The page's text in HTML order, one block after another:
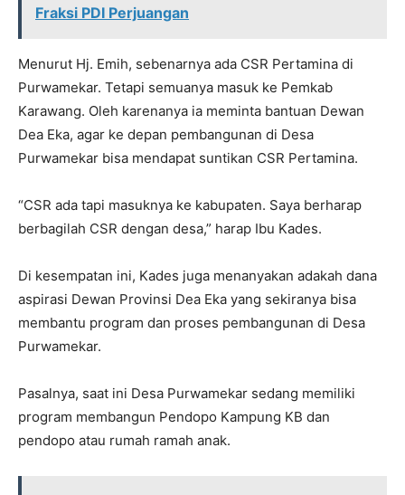
Fraksi PDI Perjuangan
Menurut Hj. Emih, sebenarnya ada CSR Pertamina di
Purwamekar. Tetapi semuanya masuk ke Pemkab
Karawang. Oleh karenanya ia meminta bantuan Dewan
Dea Eka, agar ke depan pembangunan di Desa
Purwamekar bisa mendapat suntikan CSR Pertamina.
“CSR ada tapi masuknya ke kabupaten. Saya berharap
berbagilah CSR dengan desa,” harap Ibu Kades.
Di kesempatan ini, Kades juga menanyakan adakah dana
aspirasi Dewan Provinsi Dea Eka yang sekiranya bisa
membantu program dan proses pembangunan di Desa
Purwamekar.
Pasalnya, saat ini Desa Purwamekar sedang memiliki
program membangun Pendopo Kampung KB dan
pendopo atau rumah ramah anak.